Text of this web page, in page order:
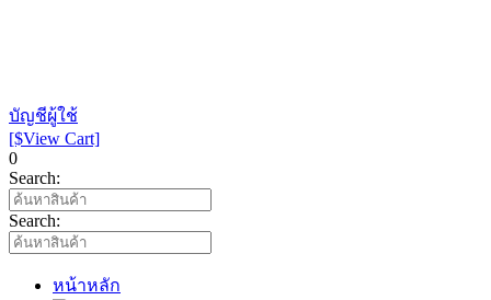
บัญชีผู้ใช้
[$View Cart]
0
Search:
Search:
หน้าหลัก